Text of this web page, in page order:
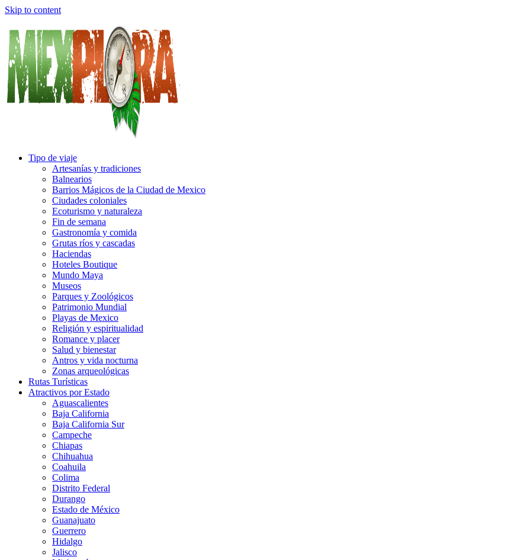
Skip to content
Tipo de viaje
Artesanías y tradiciones
Balnearios
Barrios Mágicos de la Ciudad de Mexico
Ciudades coloniales
Ecoturismo y naturaleza
Fin de semana
Gastronomía y comida
Grutas ríos y cascadas
Haciendas
Hoteles Boutique
Mundo Maya
Museos
Parques y Zoológicos
Patrimonio Mundial
Playas de Mexico
Religión y espiritualidad
Romance y placer
Salud y bienestar
Antros y vida nocturna
Zonas arqueológicas
Rutas Turísticas
Atractivos por Estado
Aguascalientes
Baja California
Baja California Sur
Campeche
Chiapas
Chihuahua
Coahuila
Colima
Distrito Federal
Durango
Estado de México
Guanajuato
Guerrero
Hidalgo
Jalisco